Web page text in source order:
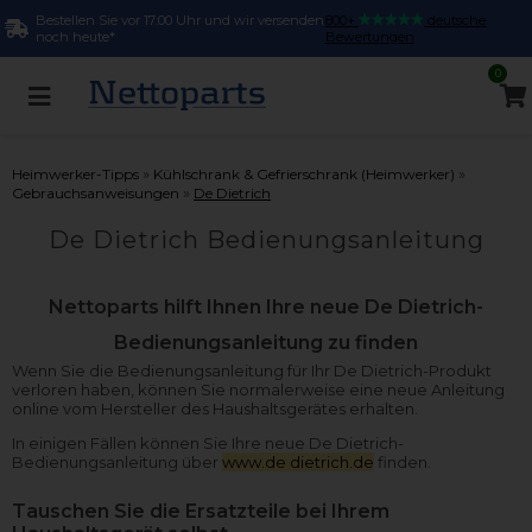
Bestellen Sie vor 17:00 Uhr und wir versenden
noch heute*
800+
deutsche
Bewertungen
0
Heimwerker-Tipps » Kühlschrank & Gefrierschrank (Heimwerker) »
Gebrauchsanweisungen » De Dietrich
De Dietrich Bedienungsanleitung
Nettoparts hilft Ihnen Ihre neue De Dietrich-
Bedienungsanleitung zu finden
Wenn Sie die Bedienungsanleitung für Ihr De Dietrich-Produkt
verloren haben, können Sie normalerweise eine neue Anleitung
online vom Hersteller des Haushaltsgerätes erhalten.
In einigen Fällen können Sie Ihre neue De Dietrich-
Bedienungsanleitung über www.de dietrich.de finden.
Tauschen Sie die Ersatzteile bei Ihrem